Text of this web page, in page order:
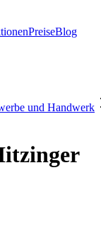
PreiseBlog
und Handwerk